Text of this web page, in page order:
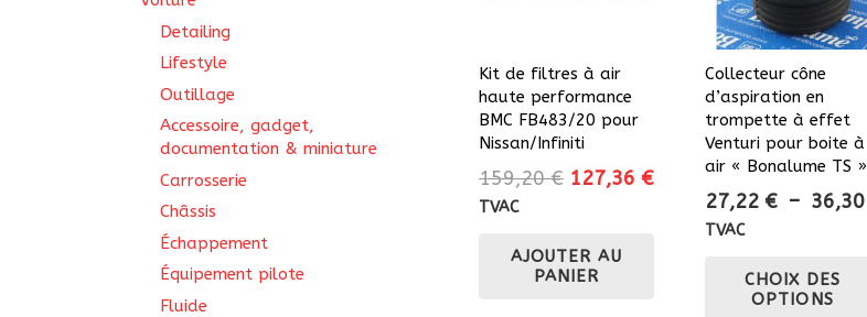
Kit de filtres à air
haute performance
BMC FB483/20 pour
Nissan/Infiniti
159,20€ Le
était :
159,20 €.
127,36 €Le
actuel
TVAC
AJOUTER AU
PANIER
Collecteur cône
d’aspiration en
trompette à effet
Venturi pour boite à
air « Bonalume TS »
27,22 € – 36,30
TVAC
CHOIX DES
OPTIONS
Detailing
Lifestyle
Outillage
Accessoire, gadget,
documentation & miniature
Carrosserie
Châssis
Échappement
Équipement pilote
Fluide